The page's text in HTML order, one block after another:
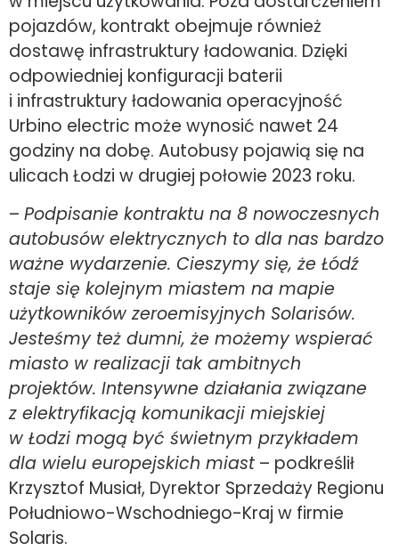
pojazdów, kontrakt obejmuje również
dostawę infrastruktury ładowania. Dzięki
odpowiedniej konfiguracji baterii
i infrastruktury ładowania operacyjność
Urbino electric może wynosić nawet 24
godziny na dobę. Autobusy pojawią się na
ulicach Łodzi w drugiej połowie 2023 roku.
– Podpisanie kontraktu na 8 nowoczesnych
autobusów elektrycznych to dla nas bardzo
ważne wydarzenie. Cieszymy się, że Łódź
staje się kolejnym miastem na mapie
użytkowników zeroemisyjnych Solarisów.
Jesteśmy też dumni, że możemy wspierać
miasto w realizacji tak ambitnych
projektów. Intensywne działania związane
z elektryfikacją komunikacji miejskiej
w Łodzi mogą być świetnym przykładem
dla wielu europejskich miast – podkreślił
Krzysztof Musiał, Dyrektor Sprzedaży Regionu
Południowo-Wschodniego-Kraj w firmie
Solaris.